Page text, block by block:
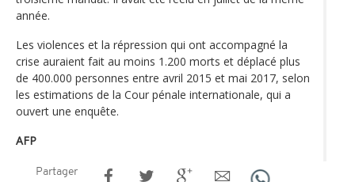
année.
Les violences et la répression qui ont accompagné la
crise auraient fait au moins 1.200 morts et déplacé plus
de 400.000 personnes entre avril 2015 et mai 2017, selon
les estimations de la Cour pénale internationale, qui a
ouvert une enquête.
AFP
Partager